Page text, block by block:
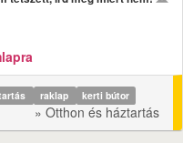
raklap
kerti bútor
» Otthon és háztartás